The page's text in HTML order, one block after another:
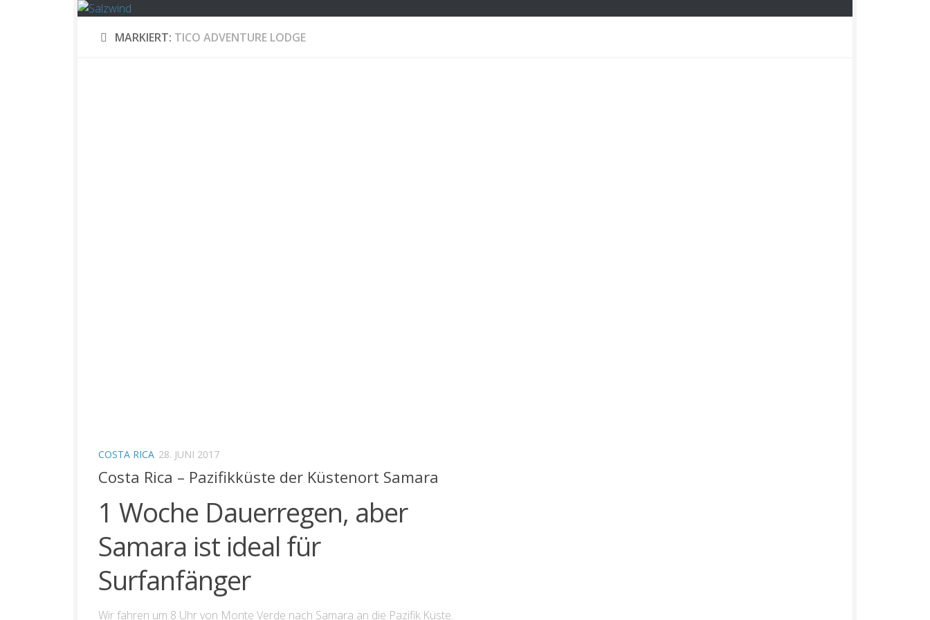
MARKIERT: TICO ADVENTURE LODGE
COSTA RICA 28. JUNI 2017
Costa Rica – Pazifikküste der Küstenort Samara
1 Woche Dauerregen, aber
Samara ist ideal für
Surfanfänger
Wir fahren um 8 Uhr von Monte Verde nach Samara an die Pazifik Küste.